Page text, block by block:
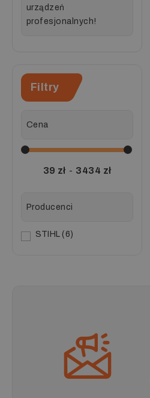
urządzeń
profesjonalnych!
Filtry
Cena
39 zł - 3434 zł
Producenci
STIHL 6